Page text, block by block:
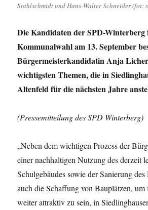
Stahlschmidt und Hans-Walter Schneider (fot:
Die Kandidaten der SPD-Winterberg
Kommunalwahl am 13. September
Bürgermeisterkandidatin Anja
wichtigsten Themen, die in
Altenfeld für die nächsten Jahre
(Pressemitteilung des SPD Winterberg)
„Neben dem wichtigen Prozess der
einer nachhaltigen Nutzung des derzeit
Schulgebäudes sowie der Sanierung
auch die Schaffung von Bauplätzen,
weiter attraktiv zu sein, in